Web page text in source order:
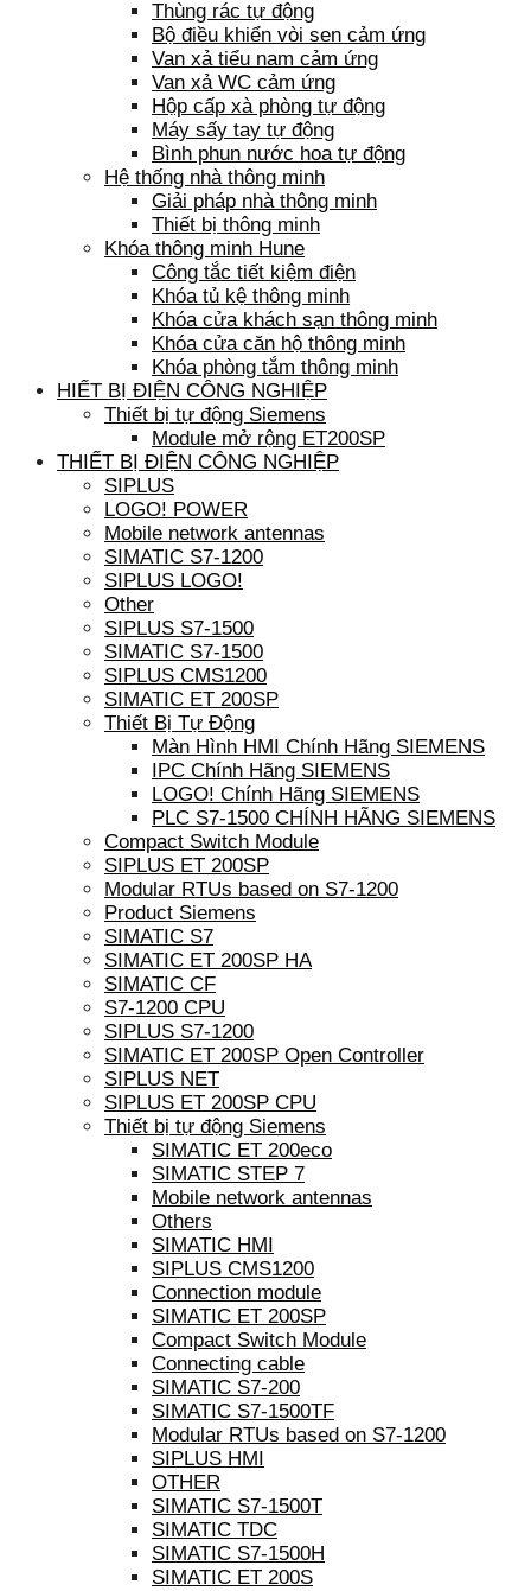
Thùng rác tự động
Bộ điều khiển vòi sen cảm ứng
Van xả tiểu nam cảm ứng
Van xả WC cảm ứng
Hộp cấp xà phòng tự động
Máy sấy tay tự động
Bình phun nước hoa tự động
Hệ thống nhà thông minh
Giải pháp nhà thông minh
Thiết bị thông minh
Khóa thông minh Hune
Công tắc tiết kiệm điện
Khóa tủ kệ thông minh
Khóa cửa khách sạn thông minh
Khóa cửa căn hộ thông minh
Khóa phòng tắm thông minh
HIẾT BỊ ĐIỆN CÔNG NGHIỆP
Thiết bị tự động Siemens
Module mở rộng ET200SP
THIẾT BỊ ĐIỆN CÔNG NGHIỆP
SIPLUS
LOGO! POWER
Mobile network antennas
SIMATIC S7-1200
SIPLUS LOGO!
Other
SIPLUS S7-1500
SIMATIC S7-1500
SIPLUS CMS1200
SIMATIC ET 200SP
Thiết Bị Tự Động
Màn Hình HMI Chính Hãng SIEMENS
IPC Chính Hãng SIEMENS
LOGO! Chính Hãng SIEMENS
PLC S7-1500 CHÍNH HÃNG SIEMENS
Compact Switch Module
SIPLUS ET 200SP
Modular RTUs based on S7-1200
Product Siemens
SIMATIC S7
SIMATIC ET 200SP HA
SIMATIC CF
S7-1200 CPU
SIPLUS S7-1200
SIMATIC ET 200SP Open Controller
SIPLUS NET
SIPLUS ET 200SP CPU
Thiết bị tự động Siemens
SIMATIC ET 200eco
SIMATIC STEP 7
Mobile network antennas
Others
SIMATIC HMI
SIPLUS CMS1200
Connection module
SIMATIC ET 200SP
Compact Switch Module
Connecting cable
SIMATIC S7-200
SIMATIC S7-1500TF
Modular RTUs based on S7-1200
SIPLUS HMI
OTHER
SIMATIC S7-1500T
SIMATIC TDC
SIMATIC S7-1500H
SIMATIC ET 200S